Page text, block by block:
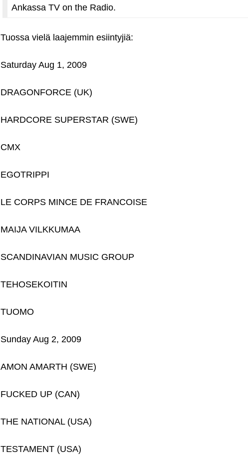
Ankassa TV on the Radio.
Tuossa vielä laajemmin esiintyjiä:
Saturday Aug 1, 2009
DRAGONFORCE (UK)
HARDCORE SUPERSTAR (SWE)
CMX
EGOTRIPPI
LE CORPS MINCE DE FRANCOISE
MAIJA VILKKUMAA
SCANDINAVIAN MUSIC GROUP
TEHOSEKOITIN
TUOMO
Sunday Aug 2, 2009
AMON AMARTH (SWE)
FUCKED UP (CAN)
THE NATIONAL (USA)
TESTAMENT (USA)